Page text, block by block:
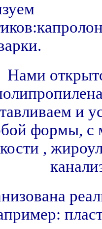
Нами
и
формы, с
,